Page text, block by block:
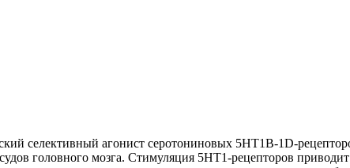
селективный агонист серотониновых 5HT1B-1D-
головного мозга. Стимуляция 5HT1-рецепторов